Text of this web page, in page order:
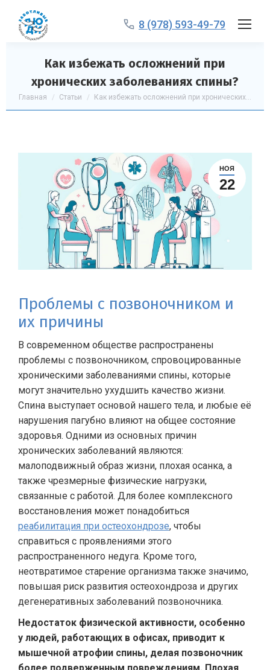
8 (978) 593-49-79
Как избежать осложнений при
хронических заболеваниях спины?
Вы здесь:
Главная Статьи Как избежать осложнений при хронических…
НОЯ
22
Проблемы с позвоночником и
их причины
В современном обществе распространены
проблемы с позвоночником, спровоцированные
хроническими заболеваниями спины, которые
могут значительно ухудшить качество жизни.
Спина выступает основой нашего тела, и любые её
нарушения пагубно влияют на общее состояние
здоровья. Одними из основных причин
хронических заболеваний являются:
малоподвижный образ жизни, плохая осанка, а
также чрезмерные физические нагрузки,
связанные с работой. Для более комплексного
восстановления может понадобиться
реабилитация при остеохондрозе, чтобы
справиться с проявлениями этого
распространенного недуга. Кроме того,
неотвратимое старение организма также значимо,
повышая риск развития остеохондроза и других
дегенеративных заболеваний позвоночника.
Недостаток физической активности, особенно
у людей, работающих в офисах, приводит к
мышечной атрофии спины, делая позвоночник